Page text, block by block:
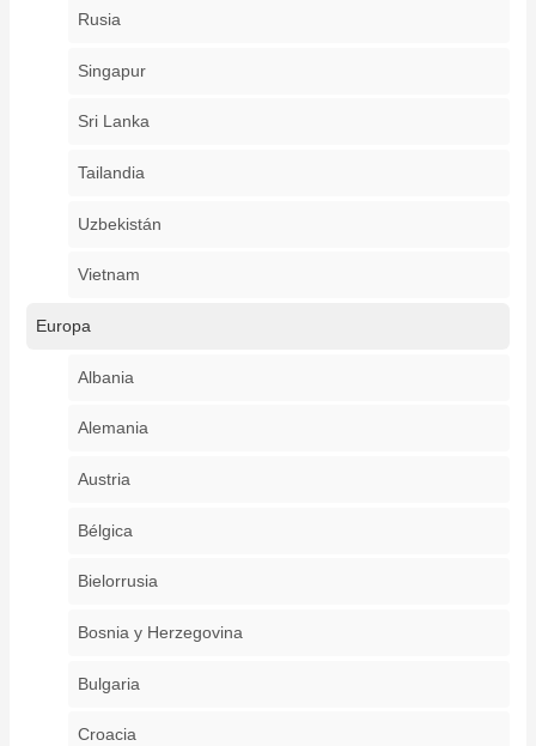
Rusia
Singapur
Sri Lanka
Tailandia
Uzbekistán
Vietnam
Europa
Albania
Alemania
Austria
Bélgica
Bielorrusia
Bosnia y Herzegovina
Bulgaria
Croacia